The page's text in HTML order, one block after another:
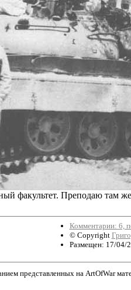
факультет. Преподаю там
Комментарии: 6,
© Copyright
Размещен: 17/04/
представленных на ArtOfWar